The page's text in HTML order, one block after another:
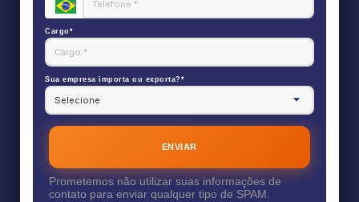
Cargo*
Sua empresa importa ou exporta?*
ENVIAR
Prometemos não utilizar suas informações de
contato para enviar qualquer tipo de SPAM.